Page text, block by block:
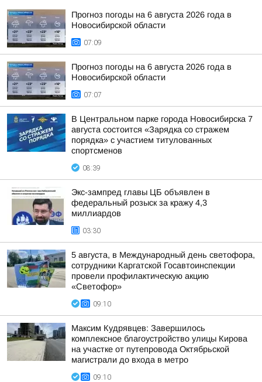
Прогноз погоды на 6 августа 2026 года в
Новосибирской области
07:09
Прогноз погоды на 6 августа 2026 года в
Новосибирской области
07:07
В Центральном парке города Новосибирска 7
августа состоится «Зарядка со стражем
порядка» с участием титулованных
спортсменов
08:39
Экс-зампред главы ЦБ объявлен в
федеральный розыск за кражу 4,3
миллиардов
03:30
5 августа, в Международный день светофора,
сотрудники Каргатской Госавтоинспекции
провели профилактическую акцию
«Светофор»
09:10
Максим Кудрявцев: Завершилось
комплексное благоустройство улицы Кирова
на участке от путепровода Октябрьской
магистрали до входа в метро
09:10